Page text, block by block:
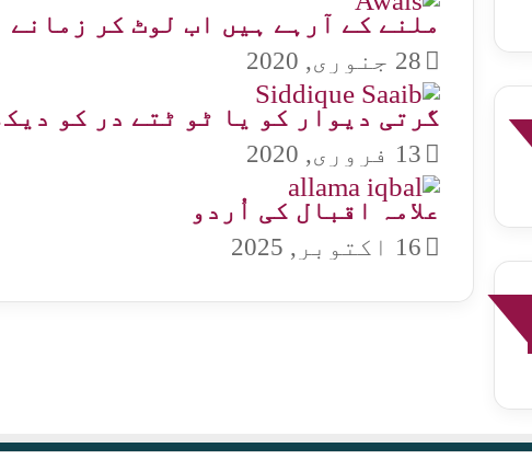
ملنے کے آرہے ہیں اب لوٹ کر زمانے
28 جنوری, 2020
گرتی دیوار کو یا ٹو ٹتے در کو
13 فروری, 2020
علامہ اقبال کی اُردو
16 اکتوبر, 2025